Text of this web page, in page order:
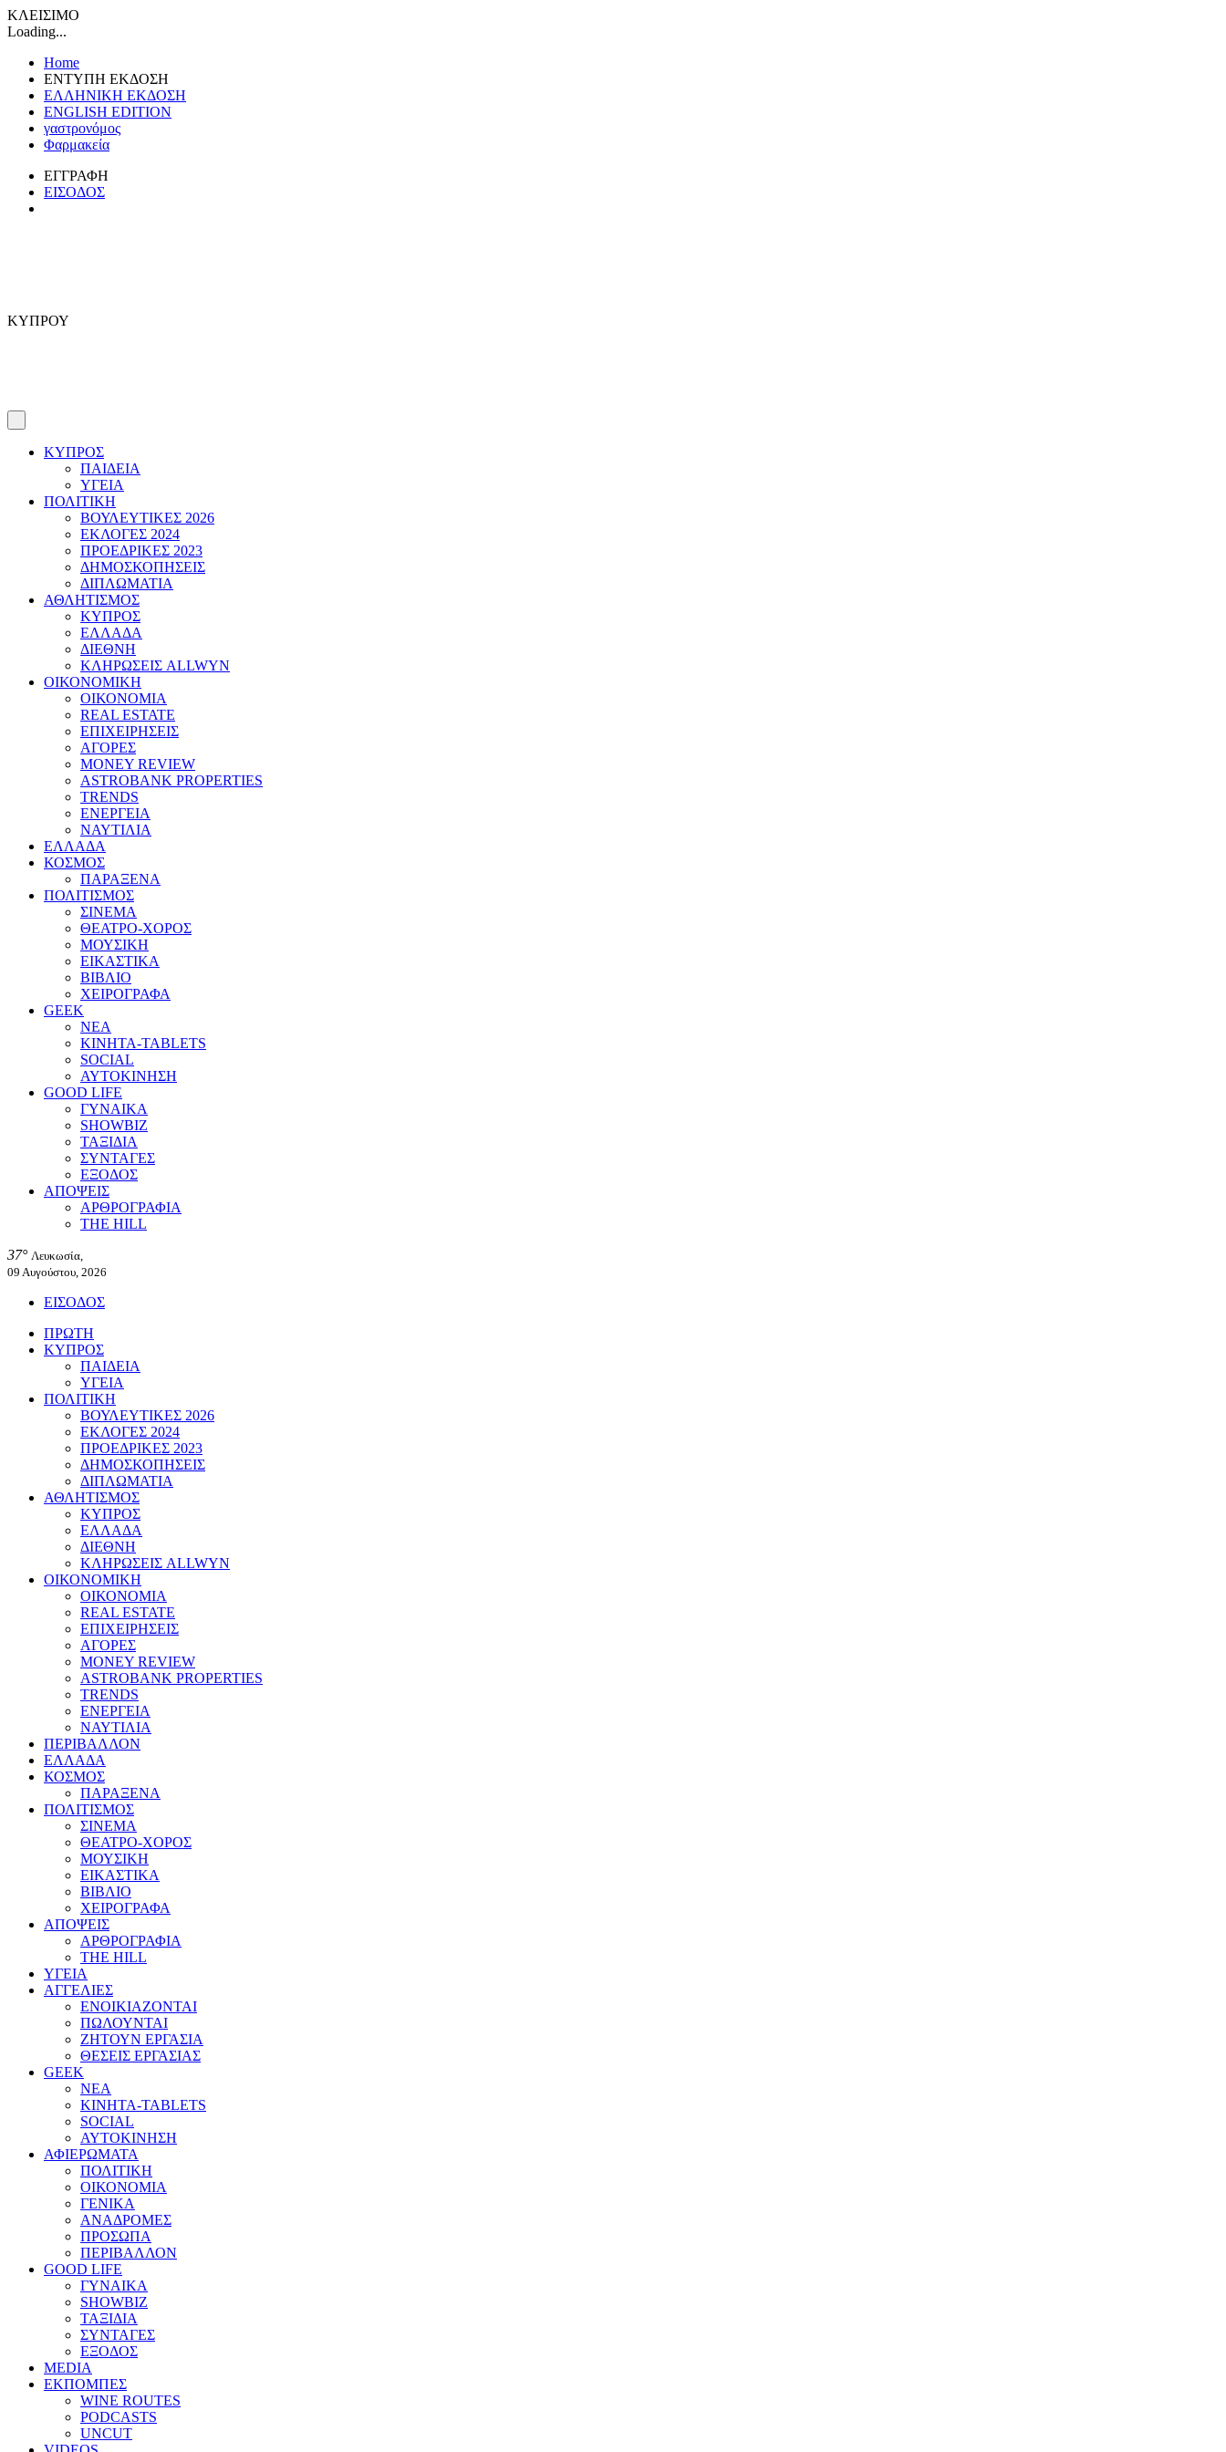
ΚΛΕΙΣΙΜΟ
Loading...
Home
ΕΝΤΥΠΗ ΕΚΔΟΣΗ
ΕΛΛΗΝΙΚΗ ΕΚΔΟΣΗ
ENGLISH EDITION
γαστρονόμος
Φαρμακεία
ΕΓΓΡΑΦΗ
ΕΙΣΟΔΟΣ
ΚΥΠΡΟΥ
ΚΥΠΡΟΣ
ΠΑΙΔΕΙΑ
ΥΓΕΙΑ
ΠΟΛΙΤΙΚΗ
ΒΟΥΛΕΥΤΙΚΕΣ 2026
ΕΚΛΟΓΕΣ 2024
ΠΡΟΕΔΡΙΚΕΣ 2023
ΔΗΜΟΣΚΟΠΗΣΕΙΣ
ΔΙΠΛΩΜΑΤΙΑ
ΑΘΛΗΤΙΣΜΟΣ
ΚΥΠΡΟΣ
ΕΛΛΑΔΑ
ΔΙΕΘΝΗ
ΚΛΗΡΩΣΕΙΣ ALLWYN
ΟΙΚΟΝΟΜΙΚΗ
ΟΙΚΟΝΟΜΙΑ
REAL ESTATE
ΕΠΙΧΕΙΡΗΣΕΙΣ
ΑΓΟΡΕΣ
MONEY REVIEW
ASTROBANK PROPERTIES
TRENDS
ΕΝΕΡΓΕΙΑ
ΝΑΥΤΙΛΙΑ
ΕΛΛΑΔΑ
ΚΟΣΜΟΣ
ΠΑΡΑΞΕΝΑ
ΠΟΛΙΤΙΣΜΟΣ
ΣΙΝΕΜΑ
ΘΕΑΤΡΟ-ΧΟΡΟΣ
ΜΟΥΣΙΚΗ
ΕΙΚΑΣΤΙΚΑ
ΒΙΒΛΙΟ
ΧΕΙΡΟΓΡΑΦΑ
GEEK
ΝΕΑ
ΚΙΝΗΤΑ-TABLETS
SOCIAL
ΑΥΤΟΚΙΝΗΣΗ
GOOD LIFE
ΓΥΝΑΙΚΑ
SHOWBIZ
ΤΑΞΙΔΙΑ
ΣΥΝΤΑΓΕΣ
ΕΞΟΔΟΣ
ΑΠΟΨΕΙΣ
ΑΡΘΡΟΓΡΑΦΙΑ
THE HILL
37° Λευκωσία,
09 Αυγούστου, 2026
ΕΙΣΟΔΟΣ
ΠΡΩΤΗ
ΚΥΠΡΟΣ
ΠΑΙΔΕΙΑ
ΥΓΕΙΑ
ΠΟΛΙΤΙΚΗ
ΒΟΥΛΕΥΤΙΚΕΣ 2026
ΕΚΛΟΓΕΣ 2024
ΠΡΟΕΔΡΙΚΕΣ 2023
ΔΗΜΟΣΚΟΠΗΣΕΙΣ
ΔΙΠΛΩΜΑΤΙΑ
ΑΘΛΗΤΙΣΜΟΣ
ΚΥΠΡΟΣ
ΕΛΛΑΔΑ
ΔΙΕΘΝΗ
ΚΛΗΡΩΣΕΙΣ ALLWYN
ΟΙΚΟΝΟΜΙΚΗ
ΟΙΚΟΝΟΜΙΑ
REAL ESTATE
ΕΠΙΧΕΙΡΗΣΕΙΣ
ΑΓΟΡΕΣ
MONEY REVIEW
ASTROBANK PROPERTIES
TRENDS
ΕΝΕΡΓΕΙΑ
ΝΑΥΤΙΛΙΑ
ΠΕΡΙΒΑΛΛΟΝ
ΕΛΛΑΔΑ
ΚΟΣΜΟΣ
ΠΑΡΑΞΕΝΑ
ΠΟΛΙΤΙΣΜΟΣ
ΣΙΝΕΜΑ
ΘΕΑΤΡΟ-ΧΟΡΟΣ
ΜΟΥΣΙΚΗ
ΕΙΚΑΣΤΙΚΑ
ΒΙΒΛΙΟ
ΧΕΙΡΟΓΡΑΦΑ
ΑΠΟΨΕΙΣ
ΑΡΘΡΟΓΡΑΦΙΑ
THE HILL
ΥΓΕΙΑ
ΑΓΓΕΛΙΕΣ
ΕΝΟΙΚΙΑΖΟΝΤΑΙ
ΠΩΛΟΥΝΤΑΙ
ΖΗΤΟΥΝ ΕΡΓΑΣΙΑ
ΘΕΣΕΙΣ ΕΡΓΑΣΙΑΣ
GEEK
ΝΕΑ
ΚΙΝΗΤΑ-TABLETS
SOCIAL
ΑΥΤΟΚΙΝΗΣΗ
ΑΦΙΕΡΩΜΑΤΑ
ΠΟΛΙΤΙΚΗ
ΟΙΚΟΝΟΜΙΑ
ΓΕΝΙΚΑ
ΑΝΑΔΡΟΜΕΣ
ΠΡΟΣΩΠΑ
ΠΕΡΙΒΑΛΛΟΝ
GOOD LIFE
ΓΥΝΑΙΚΑ
SHOWBIZ
ΤΑΞΙΔΙΑ
ΣΥΝΤΑΓΕΣ
ΕΞΟΔΟΣ
MEDIA
ΕΚΠΟΜΠΕΣ
WINE ROUTES
PODCASTS
UNCUT